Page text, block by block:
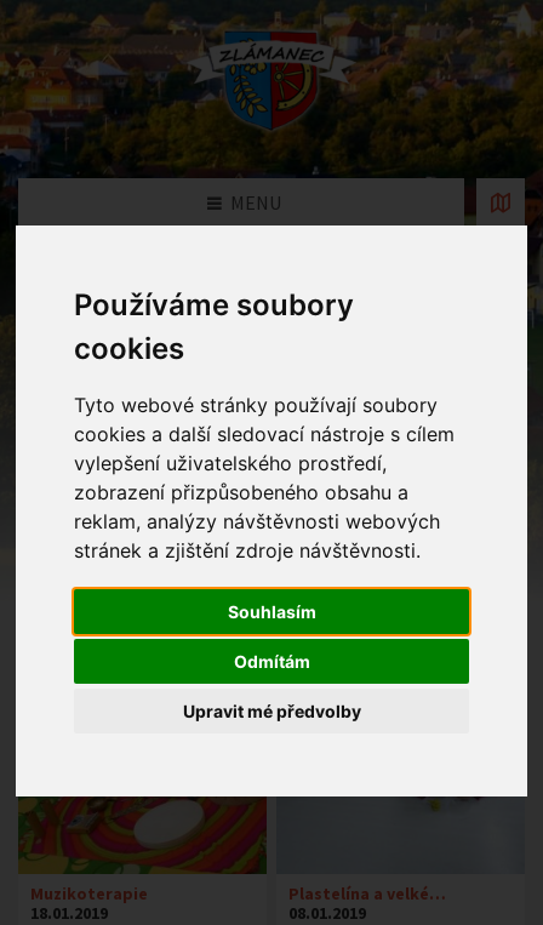
Používáme soubory
cookies
Tyto webové stránky používají soubory
cookies a další sledovací nástroje s cílem
vylepšení uživatelského prostředí,
zobrazení přizpůsobeného obsahu a
reklam, analýzy návštěvnosti webových
stránek a zjištění zdroje návštěvnosti.
Souhlasím
Odmítám
Upravit mé předvolby
MENU
Fotogalerie
Home Fotogalerie
Rok
Muzikoterapie
18.01.2019
Plastelína a velké…
08.01.2019